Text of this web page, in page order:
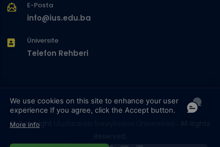
E-Posta
info@ius.edu.ba
Üniversite
Telefon Rehberi
© Copyright
We use cookies on this site to enhance your user
experience If you agree, click the Accept button.
More info